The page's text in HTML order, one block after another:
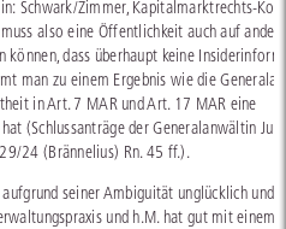
Schwark/Zimmer, Kapitalmarktrechts-
also eine Öffentlichkeit auch auf
können, dass überhaupt keine
man zu einem Ergebnis wie die
in Art. 7 MAR und Art. 17 MAR eine
(Schlussanträge der Generalanwältin
24 (Brännelius) Rn. 45 ff.).
seiner Ambiguität unglücklich und
und h.M. hat gut mit einem